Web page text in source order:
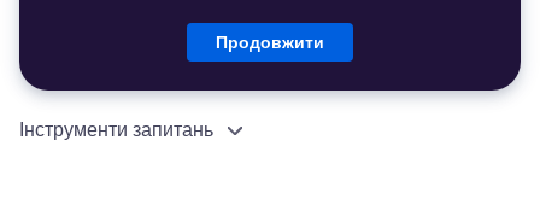
Продовжити
Інструменти запитань